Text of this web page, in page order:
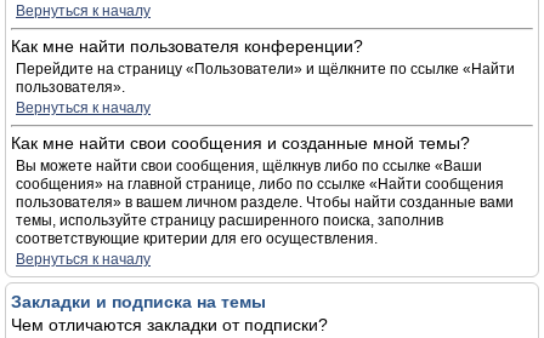
Вернуться к началу
Как мне найти пользователя конференции?
Перейдите на страницу «Пользователи» и щёлкните по ссылке «Найти
пользователя».
Вернуться к началу
Как мне найти свои сообщения и созданные мной темы?
Вы можете найти свои сообщения, щёлкнув либо по ссылке «Ваши
сообщения» на главной странице, либо по ссылке «Найти сообщения
пользователя» в вашем личном разделе. Чтобы найти созданные вами
темы, используйте страницу расширенного поиска, заполнив
соответствующие критерии для его осуществления.
Вернуться к началу
Закладки и подписка на темы
Чем отличаются закладки от подписки?